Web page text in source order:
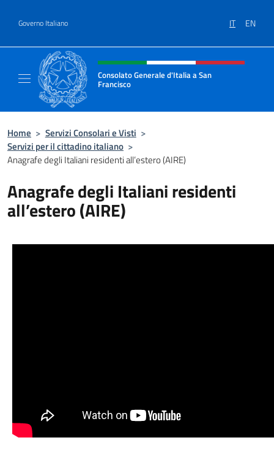
Governo Italiano IT EN
Intestazione sito, social e menù
Consolato Generale d'Italia a San
Francisco
Home > Servizi Consolari e Visti >
Servizi per il cittadino italiano >
Anagrafe degli Italiani residenti all’estero (AIRE)
Anagrafe degli Italiani residenti
all’estero (AIRE)